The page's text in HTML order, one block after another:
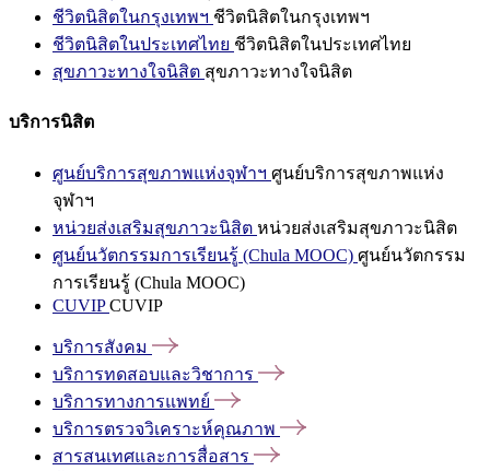
ชีวิตนิสิตในกรุงเทพฯ ชีวิตนิสิตในกรุงเทพฯ
ชีวิตนิสิตในประเทศไทย ชีวิตนิสิตในประเทศไทย
สุขภาวะทางใจนิสิต สุขภาวะทางใจนิสิต
บริการนิสิต
ศูนย์บริการสุขภาพแห่งจุฬาฯ ศูนย์บริการสุขภาพแห่ง
จุฬาฯ
หน่วยส่งเสริมสุขภาวะนิสิต หน่วยส่งเสริมสุขภาวะนิสิต
ศูนย์นวัตกรรมการเรียนรู้ (Chula MOOC) ศูนย์นวัตกรรม
การเรียนรู้ (Chula MOOC)
CUVIPCUVIP
บริการสังคม
บริการทดสอบและวิชาการ
บริการทางการแพทย์
บริการตรวจวิเคราะห์คุณภาพ
สารสนเทศและการสื่อสาร